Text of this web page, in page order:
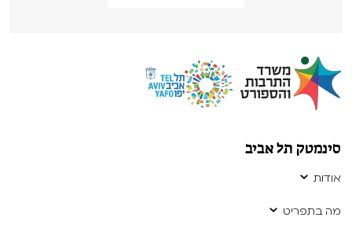
סינמטק תל אביב
אודות
מה בתפריט